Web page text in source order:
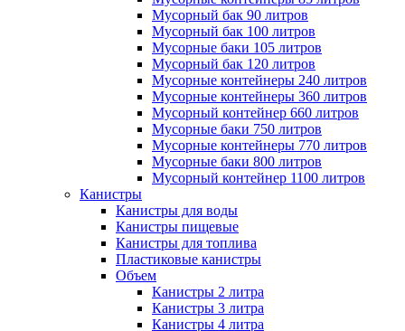
Мусорный бак 90 литров
Мусорный бак 100 литров
Мусорные баки 105 литров
Мусорный бак 120 литров
Мусорные контейнеры 240 литров
Мусорные контейнеры 360 литров
Мусорный контейнер 660 литров
Мусорные баки 750 литров
Мусорные контейнеры 770 литров
Мусорные баки 800 литров
Мусорный контейнер 1100 литров
Канистры
Канистры для воды
Канистры пищевые
Канистры для топлива
Пластиковые канистры
Объем
Канистры 2 литра
Канистры 3 литра
Канистры 4 литра